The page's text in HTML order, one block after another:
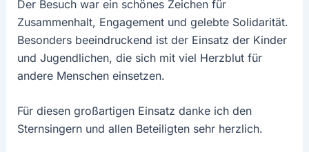
Der Besuch war ein schönes Zeichen für
Zusammenhalt, Engagement und gelebte Solidarität.
Besonders beeindruckend ist der Einsatz der Kinder
und Jugendlichen, die sich mit viel Herzblut für
andere Menschen einsetzen.
Für diesen großartigen Einsatz danke ich den
Sternsingern und allen Beteiligten sehr herzlich.